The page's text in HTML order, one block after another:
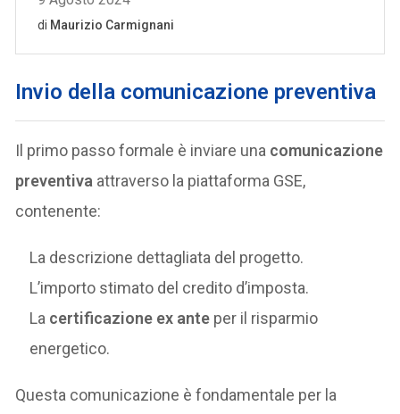
Invio della comunicazione preventiva
Il primo passo formale è inviare una comunicazione
preventiva attraverso la piattaforma GSE,
contenente:
La descrizione dettagliata del progetto.
L’importo stimato del credito d’imposta.
La certificazione ex ante per il risparmio
energetico.
Questa comunicazione è fondamentale per la